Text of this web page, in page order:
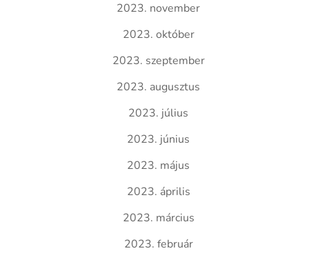
2023. november
2023. október
2023. szeptember
2023. augusztus
2023. július
2023. június
2023. május
2023. április
2023. március
2023. február